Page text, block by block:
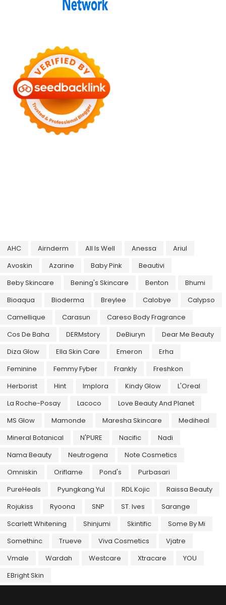
AHC Airnderm All Is Well Anessa
Ariul
Avoskin
Azarine Baby Pink
Beautivi
Beby Skincare
Bening's Skincare Benton
Bhumi
Bioaqua
Bioderma Breylee Calobye
Calypso
Camellique
Carasun
Careso Body Fragrance
Cos De Baha
DERMstory DeBiuryn
Dear Me Beauty
Diza Glow
Ella Skin Care Emeron
Erha
Feminine
Femmy Fyber Frankly
Freshkon
Herborist
Hint Implora Kindy Glow
L'Oreal
La Roche-Posay
Lacoco
Love Beauty And Planet
MS Glow
Mamonde Maresha Skincare
Mediheal
Mineral Botanical
N'PURE Nacific
Nadi
Nama Beauty
Neutrogena
Note Cosmetics
Omniskin
Oriflame Pond's
Purbasari
PureHeals
Pyungkang Yul RDL Kojic
Raissa Beauty
Rojukiss
Ryoona SNP ST. Ives
Sarange
Scarlett Whitening
Shinjumi Skintific
Some By Mi
Somethinc
Trueve Viva Cosmetics
Vjatre
Vmale
Wardah Westcare Xtracare
YOU
EBright Skin